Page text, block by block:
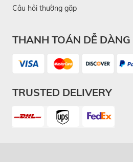
Câu hỏi thường gặp
THANH TOÁN DỄ DÀNG
TRUSTED DELIVERY